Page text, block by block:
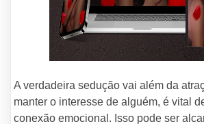
A verdadeira sedução vai além da
manter o interesse de alguém, é vital
conexão emocional. Isso pode ser